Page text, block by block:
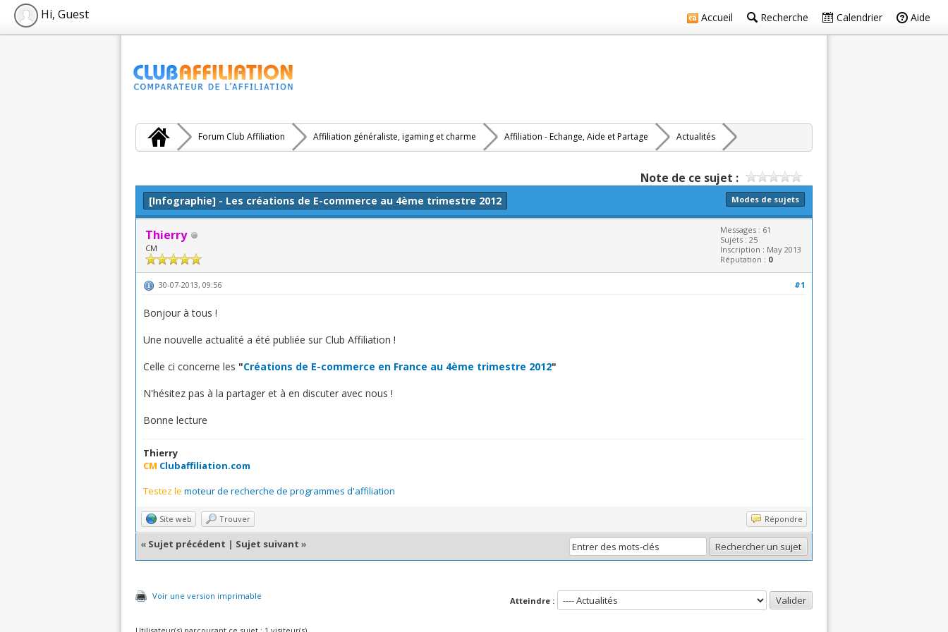
Accueil Recherche Calendrier Aide
Hi, Guest
Forum Club Affiliation Affiliation généraliste, igaming et charme Affiliation - Echange, Aide et Partage Actualités
Note de ce sujet :
Modes de sujets
[Infographie] - Les créations de E-commerce au 4ème trimestre 2012
Thierry
CM
Messages : 61
Sujets : 25
Inscription : May 2013
Réputation : 0
#1
30-07-2013, 09:56
Bonjour à tous !
Une nouvelle actualité a été publiée sur Club Affiliation !
Celle ci concerne les "Créations de E-commerce en France au 4ème trimestre 2012"
N'hésitez pas à la partager et à en discuter avec nous !
Bonne lecture
Thierry
CM Clubaffiliation.com
Testez le moteur de recherche de programmes d'affiliation
Site web Trouver Répondre
« Sujet précédent | Sujet suivant »
Voir une version imprimable Atteindre :